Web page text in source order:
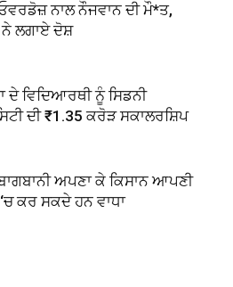
ਨਾਲ ਨੌਜਵਾਨ ਦੀ ਮੌ*ਤ,
ਨੇ ਲਗਾਏ ਦੋਸ਼
ਦੇ ਵਿਦਿਆਰਥੀ ਨੂੰ ਸਿਡਨੀ
ਦੀ ₹1.35 ਕਰੋੜ ਸਕਾਲਰਸ਼ਿਪ
ਅਪਣਾ ਕੇ ਕਿਸਾਨ ਆਪਣੀ
ਕਰ ਸਕਦੇ ਹਨ ਵਾਧਾ